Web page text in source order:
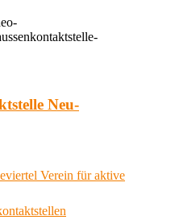
Neu-
Verein für aktive